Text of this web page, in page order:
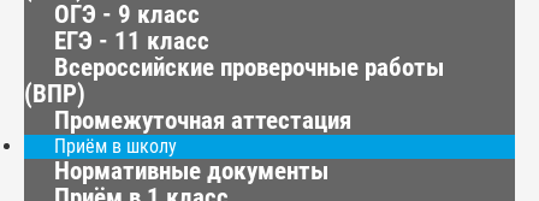
ОГЭ - 9 класс
ЕГЭ - 11 класс
Всероссийские проверочные работы
(ВПР)
Промежуточная аттестация
Приём в школу
Нормативные документы